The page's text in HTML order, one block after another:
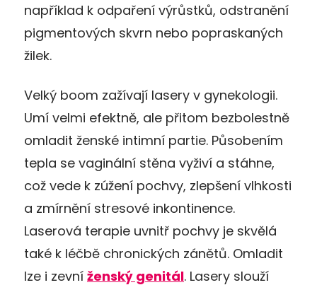
například k odpaření výrůstků, odstranění
pigmentových skvrn nebo popraskaných
žilek.
Velký boom zažívají lasery v gynekologii.
Umí velmi efektně, ale přitom bezbolestně
omladit ženské intimní partie. Působením
tepla se vaginální stěna vyživí a stáhne,
což vede k zúžení pochvy, zlepšení vlhkosti
a zmírnění stresové inkontinence.
Laserová terapie uvnitř pochvy je skvělá
také k léčbě chronických zánětů. Omladit
lze i zevní ženský genitál. Lasery slouží